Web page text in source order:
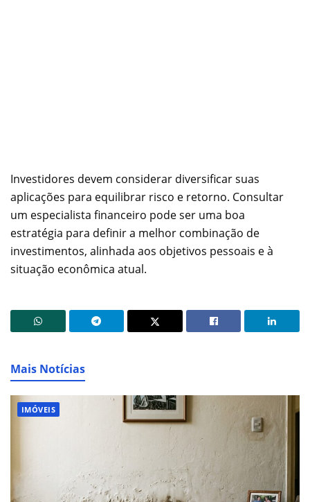
Investidores devem considerar diversificar suas
aplicações para equilibrar risco e retorno. Consultar
um especialista financeiro pode ser uma boa
estratégia para definir a melhor combinação de
investimentos, alinhada aos objetivos pessoais e à
situação econômica atual.
Mais Notícias
IMÓVEIS